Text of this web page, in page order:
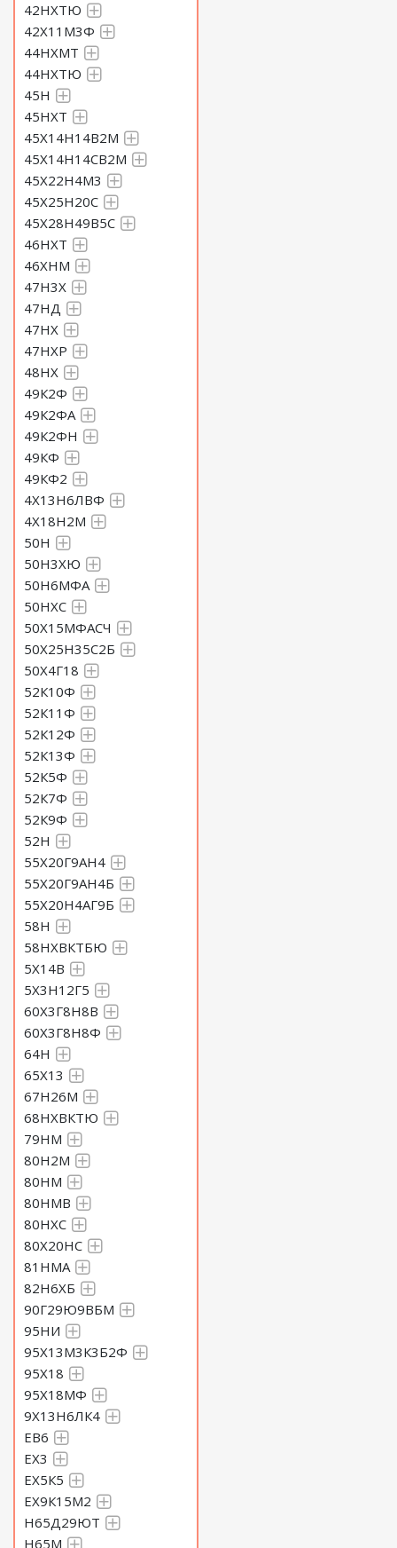
42НХТЮ
42Х11М3Ф
44НХМТ
44НХТЮ
45Н
45НХТ
45Х14Н14В2М
45Х14Н14СВ2М
45Х22Н4М3
45Х25Н20С
45Х28Н49В5С
46НХТ
46ХНМ
47Н3Х
47НД
47НХ
47НХР
48НХ
49К2Ф
49К2ФА
49К2ФН
49КФ
49КФ2
4Х13Н6ЛВФ
4Х18Н2М
50Н
50Н3ХЮ
50Н6МФА
50НХС
50Х15МФАСЧ
50Х25Н35С2Б
50Х4Г18
52К10Ф
52К11Ф
52К12Ф
52К13Ф
52К5Ф
52К7Ф
52К9Ф
52Н
55Х20Г9АН4
55Х20Г9АН4Б
55Х20Н4АГ9Б
58Н
58НХВКТБЮ
5Х14В
5Х3Н12Г5
60Х3Г8Н8В
60Х3Г8Н8Ф
64Н
65Х13
67Н26М
68НХВКТЮ
79НМ
80Н2М
80НМ
80НМВ
80НХС
80Х20НС
81НМА
82Н6ХБ
90Г29Ю9ВБМ
95НИ
95Х13М3К3Б2Ф
95Х18
95Х18МФ
9Х13Н6ЛК4
ЕВ6
ЕХ3
ЕХ5К5
ЕХ9К15М2
Н65Д29ЮТ
Н65М